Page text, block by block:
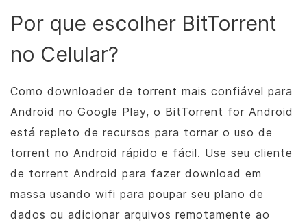
Por que escolher BitTorrent
no Celular?
Como downloader de torrent mais confiável para
Android no Google Play, o BitTorrent for Android
está repleto de recursos para tornar o uso de
torrent no Android rápido e fácil. Use seu cliente
de torrent Android para fazer download em
massa usando wifi para poupar seu plano de
dados ou adicionar arquivos remotamente ao